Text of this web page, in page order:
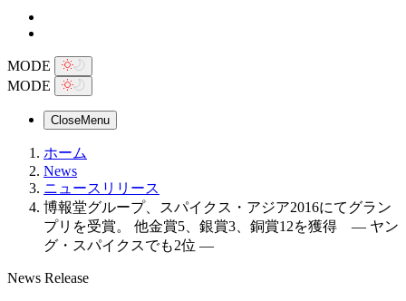
MODE
MODE
CloseMenu
ホーム
News
ニュースリリース
博報堂グループ、スパイクス・アジア2016にてグラン
プリを受賞。 他金賞5、銀賞3、銅賞12を獲得 ― ヤン
グ・スパイクスでも2位 ―
News Release